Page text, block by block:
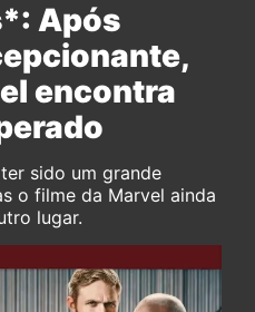
Após
encontra
sido um grande
o filme da Marvel ainda
lugar.